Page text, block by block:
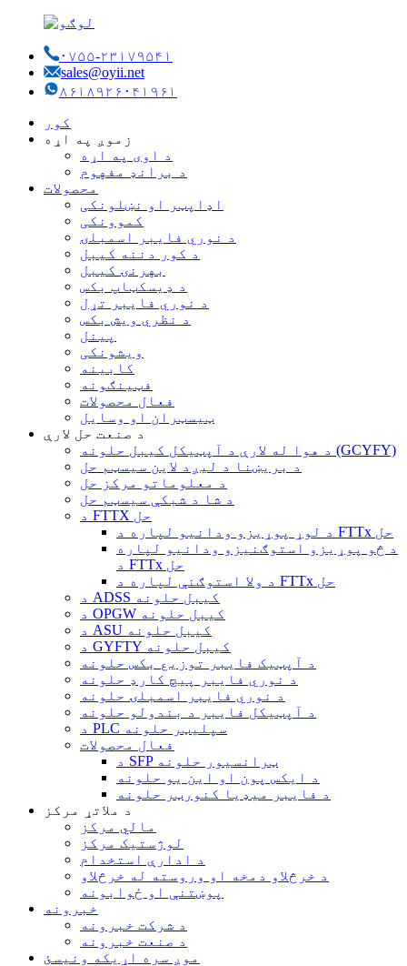
۰۷۵۵-۲۳۱۷۹۵۴۱
sales@oyii.net
۸۶۱۸۹۲۶۰۴۱۹۶۱
کور
زموږ په اړه
د اوی په اړه
د برانډ مفهوم
محصولات
اډاپټر او نښلونکی
کموونکی
د نوري فایبر اسمبلۍ
د کور دننه کیبل
بهرنۍ کیبل
د ډیسکټاپ بکس
د نوري فایبر تړل
د نظري ویش بکس
پینل
ویشونکی
کابینه
فټینګونه
فعال محصولات
ټیسټران او وسایل
د صنعت حل لارې
د هوا له لارې د آپټیکل کیبل حلونه (GCYFY)
د بریښنا د لیږد لاین سیسټم حل
د معلوماتو مرکز حل
د شا د شبکې سیسټم حل
د FTTX حل
د لوړ پوړیزو ودانیو لپاره د FTTx حل
د څو پوړیزو استوګنیزو ودانیو لپاره
د FTTx حل
د ولا استوګنې لپاره د FTTx حل
د ADSS کیبل حلونه
د OPGW کیبل حلونه
د ASU کیبل حلونه
د GYFTY کیبل حلونه
د آپټیک فایبر توزیع بکس حلونه
د نوري فایبر پیچ کارډ حلونه
د نوري فایبر اسمبلۍ حلونه
د آپټیکل فایبر د بندولو حلونه
د PLC سپلیټر حلونه
فعال محصولات
د SFP ټرانسیور حلونه
د ایکس پون او این یو حلونه
د فایبر میډیا کنورټر حلونه
د ملاتړ مرکز
مالي مرکز
لوژستیک مرکز
د ادارې استخدام
د خرڅلاو دمخه او وروسته له خرڅلاو
پوښتنې او ځوابونه
خبرونه
د شرکت خبرونه
د صنعت خبرونه
موږ سره اړیکه ونیسئ